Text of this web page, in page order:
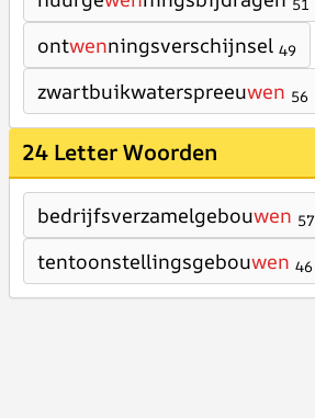
51
ontwenningsverschijnsel 49
zwartbuikwaterspreeuwen 56
24 Letter Woorden
bedrijfsverzamelgebouwen 57
tentoonstellingsgebouwen 46